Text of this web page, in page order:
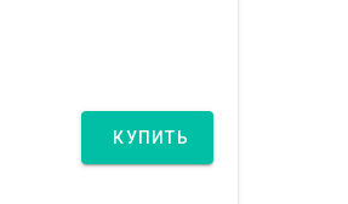
КУПИТЬ